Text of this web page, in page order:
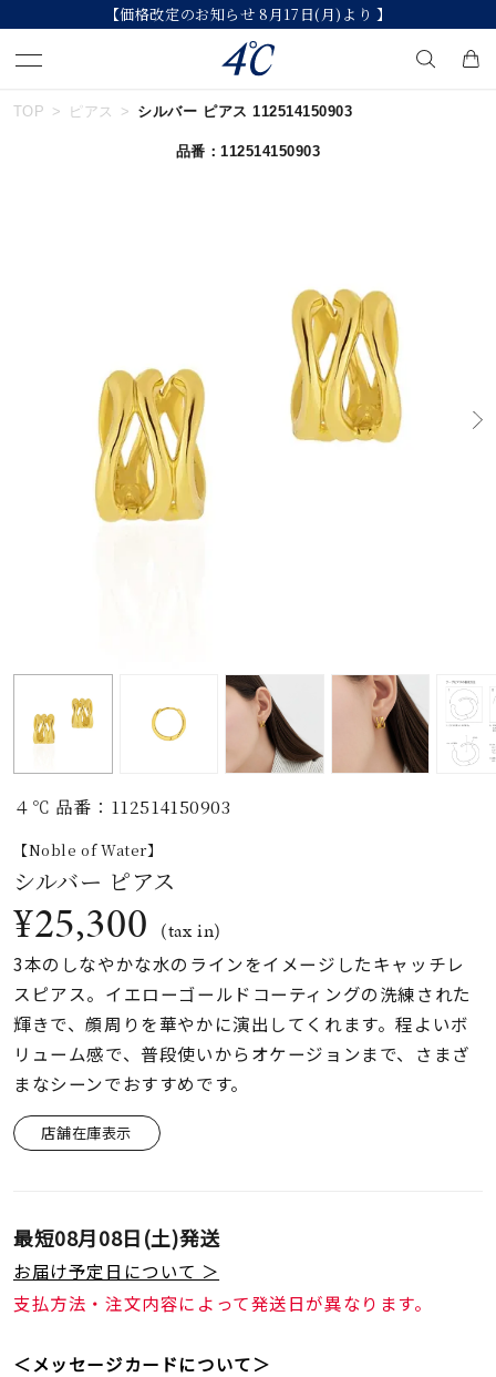
【価格改定のお知らせ 8月17日(月)より 】
キーワードで検索する
#eギフト
カテゴリー
誕生石
ト
着用シーン
コレクション
レディース
メンズ
リングサイズ
価格 ¥0
TOP ピアス シルバー ピアス 112514150903
品番：112514150903
４℃ 品番：112514150903
【Noble of Water】
シルバー ピアス
¥25,300 (tax in)
3本のしなやかな水のラインをイメージしたキャッチレ
スピアス。イエローゴールドコーティングの洗練された
輝きで、顔周りを華やかに演出してくれます。程よいボ
リューム感で、普段使いからオケージョンまで、さまざ
まなシーンでおすすめです。
店舗在庫表示
最短08月08日(土)発送
お届け予定日について ＞
支払方法・注文内容によって発送日が異なります。
＜メッセージカードについて＞